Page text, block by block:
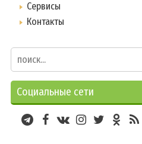
Сервисы
Контакты
Социальные сети